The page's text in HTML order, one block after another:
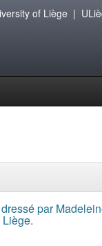
of Liège|
par